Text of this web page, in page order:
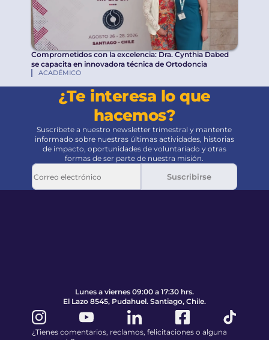
Comprometidos con la excelencia: Dra. Cynthia Dabed
se capacita en innovadora técnica de Ortodoncia
ACADÉMICO
¿Te interesa lo que
hacemos?
Suscríbete a nuestro newsletter trimestral y mantente
informado sobre nuestras últimas actividades, historias
de impacto, oportunidades de voluntariado y otras
formas de ser parte de nuestra misión.
Suscribirse
Lunes a viernes 09:00 a 17:30 hrs.
El Lazo 8545, Pudahuel. Santiago, Chile.
¿Tienes comentarios, reclamos, felicitaciones o alguna